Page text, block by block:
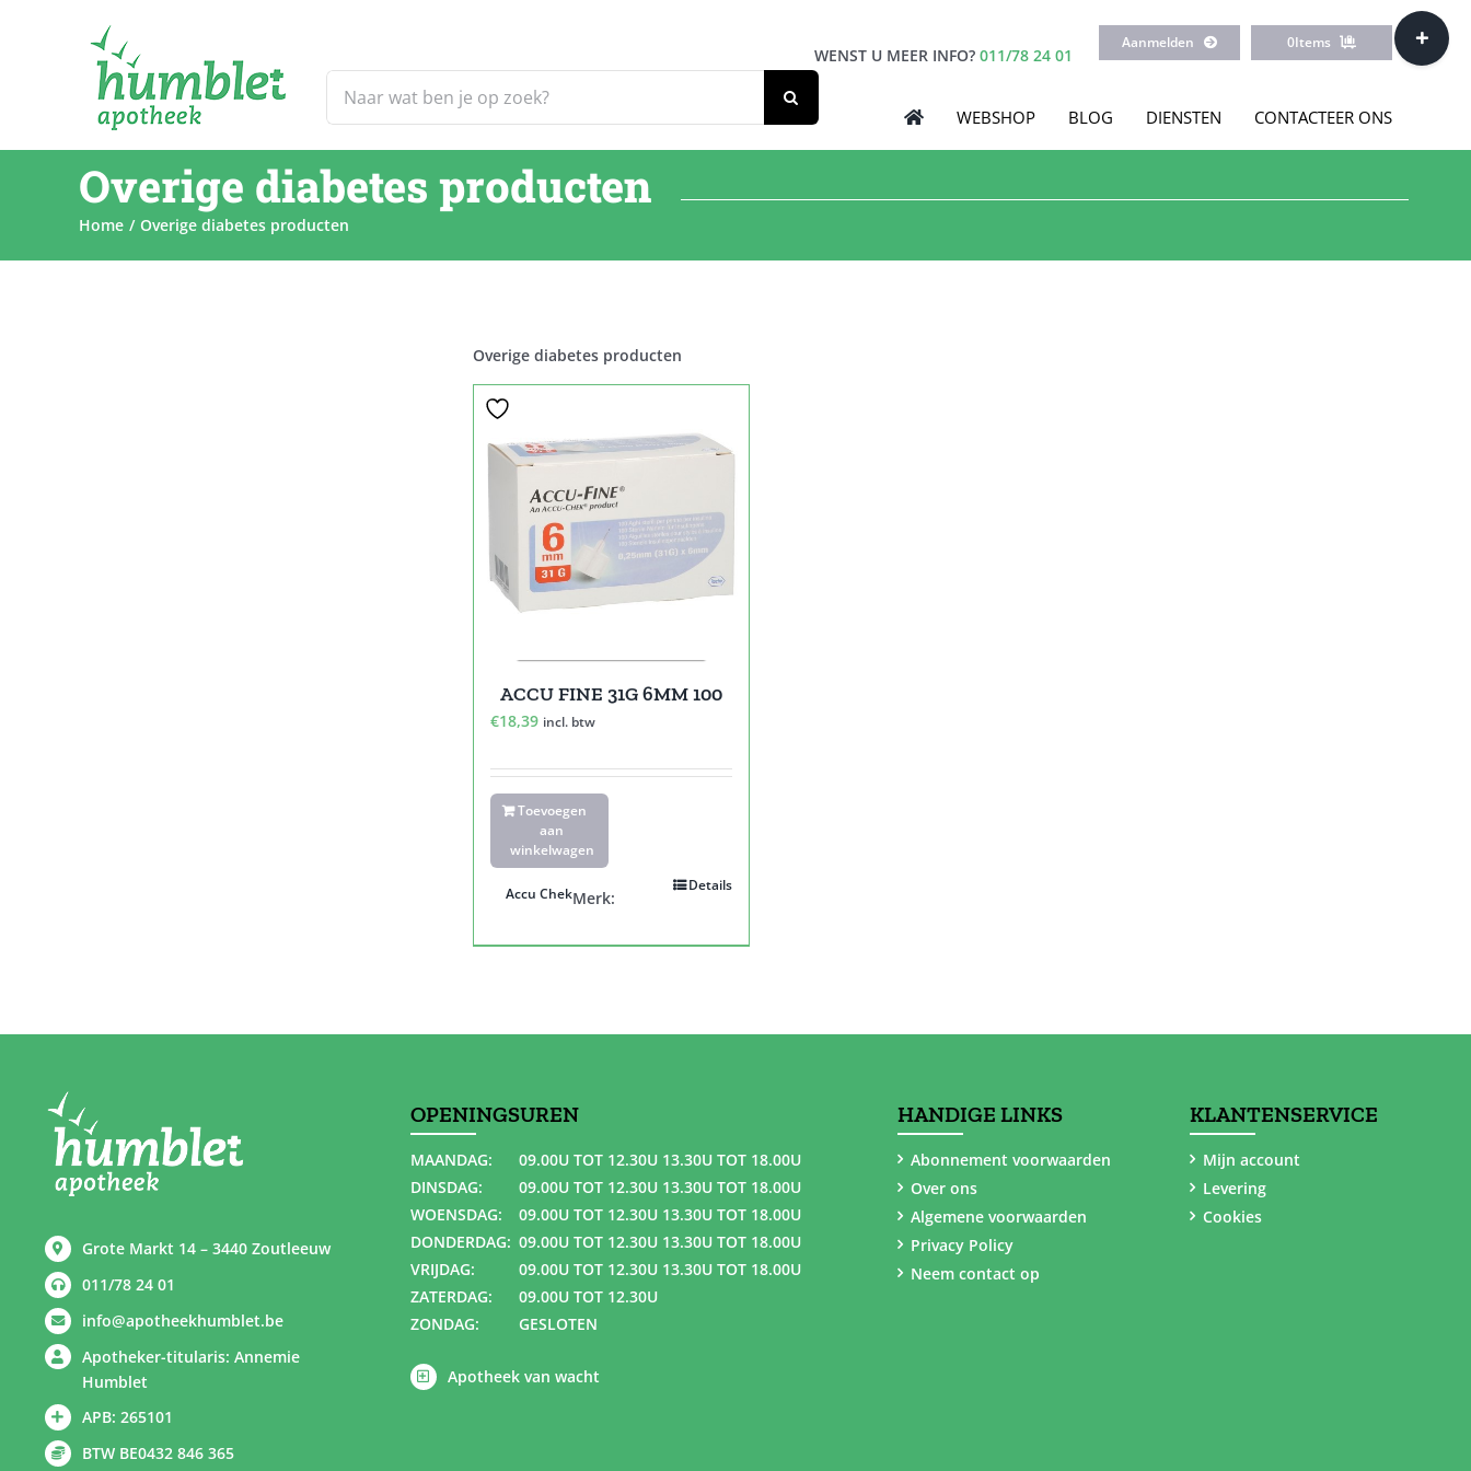
naar:
WENST U MEER INFO? 011/78 24 01
Aanmelden 0Items
WEBSHOP BLOG DIENSTEN CONTACTEER ONS
Overige diabetes producten
Home Overige diabetes producten
Overige diabetes producten
ACCU FINE 31G 6MM 100
€18,39 incl. btw
Toevoegen
aan
winkelwagen
Details
Merk:
Accu Chek
Grote Markt 14 – 3440 Zoutleeuw
011/78 24 01
info@apotheekhumblet.be
Apotheker-titularis: Annemie
Humblet
APB: 265101
BTW BE0432 846 365
OPENINGSUREN
MAANDAG:
09.00U TOT 12.30U 13.30U TOT 18.00U
DINSDAG:
09.00U TOT 12.30U 13.30U TOT 18.00U
WOENSDAG:
09.00U TOT 12.30U 13.30U TOT 18.00U
DONDERDAG: 09.00U TOT 12.30U 13.30U TOT 18.00U
VRIJDAG:
09.00U TOT 12.30U 13.30U TOT 18.00U
ZATERDAG:
09.00U TOT 12.30U
ZONDAG:
GESLOTEN
Apotheek van wacht
HANDIGE LINKS
Abonnement voorwaarden
Over ons
Algemene voorwaarden
Privacy Policy
Neem contact op
KLANTENSERVICE
Mijn account
Levering
Cookies
Toggle
Sliding